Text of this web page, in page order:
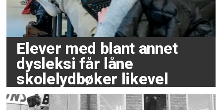
Elever med blant annet
dysleksi får låne
skolelydbøker likevel